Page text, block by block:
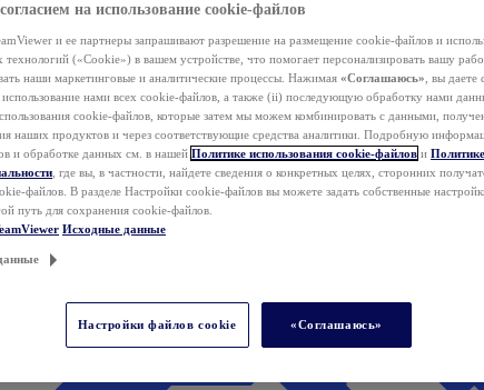
на использование cookie-файлов
и ее партнеры запрашивают разрешение на размещение cookie-файлов и
технологий («Cookie») в вашем устройстве, что помогает персонализировать вашу
наши маркетинговые и аналитические процессы. Нажимая «Соглашаюсь» , вы даете
использование нами всех cookie-файлов, а также (ii) последующую обработку нами
cookie-файлов, которые затем мы можем комбинировать с данными,
наших продуктов и через соответствующие средства аналитики. Подробную
и обработке данных см. в нашей Политике использования cookie-файлов и Политике
, где вы, в частности, найдете сведения о конкретных целях, сторонних
файлов. В разделе Настройки cookie-файлов вы можете задать собственные
путь для сохранения cookie-файлов.
Исходные данные
Настройки файлов cookie «Соглашаюсь»